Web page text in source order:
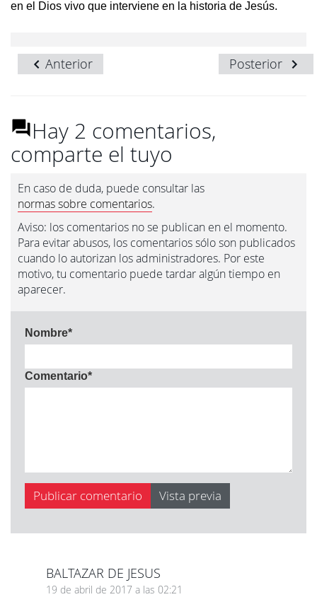
en el Dios vivo que interviene en la historia de Jesús.
Posterior
Anterior
Hay 2 comentarios,
comparte el tuyo
En caso de duda, puede consultar las
normas sobre comentarios.
Aviso: los comentarios no se publican en el momento.
Para evitar abusos, los comentarios sólo son publicados
cuando lo autorizan los administradores. Por este
motivo, tu comentario puede tardar algún tiempo en
aparecer.
Nombre*
Comentario*
BALTAZAR DE JESUS
19 de abril de 2017 a las 02:21